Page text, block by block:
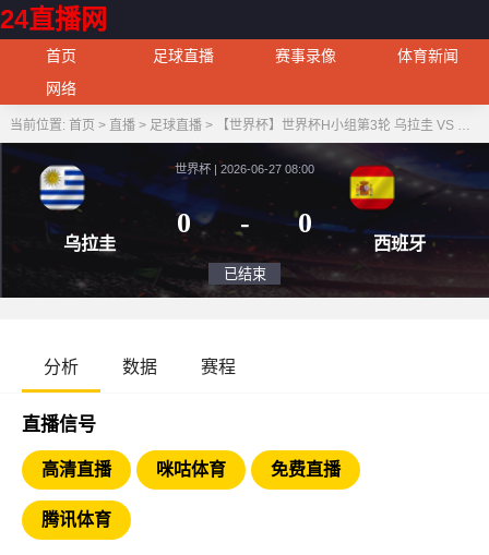
24直播网
首页 足球直播 赛事录像
体育新闻
网络
当前位置: 首页 > 直播> 足球直播> 【世界杯】世界杯H小组第3轮 乌拉圭 VS 西班牙
乌拉圭
世界杯 | 2026-06-27 08:00
0
西
分析 数据 赛程
直播信号
高清直播 咪咕体育 免费直播
腾讯体育